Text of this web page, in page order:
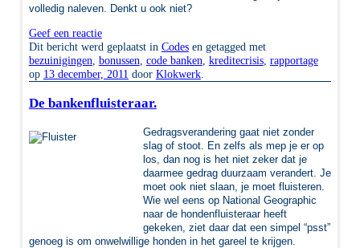
volledig naleven. Denkt u ook niet?
Geef een reactie
Dit bericht werd geplaatst in Codesen getagged met
bezuinigingen bonussen code banken kreditecrisis, rapportage
op 13 december, 2011 door Klokwerk.
De bankenfluisteraar.
Gedragsverandering gaat niet zonder
slag of stoot. En zelfs als mep je er op
los, dan nog is het niet zeker dat je
daarmee gedrag duurzaam verandert. Je
moet ook niet slaan, je moet fluisteren.
Wie wel eens op National Geographic
naar de hondenfluisteraar heeft
gekeken, ziet daar dat een simpel “psst”
genoeg is om onwelwillige honden in het gareel te krijgen.